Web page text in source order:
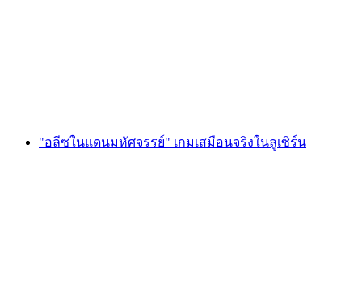
"อลีซในแดนมหัศจรรย์" เกมเสมือนจริงในลูเซิร์น